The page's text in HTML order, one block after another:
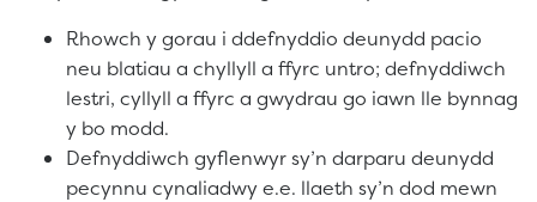
Rhowch y gorau i ddefnyddio deunydd pacio
neu blatiau a chyllyll a ffyrc untro; defnyddiwch
lestri, cyllyll a ffyrc a gwydrau go iawn lle bynnag
y bo modd.
Defnyddiwch gyflenwyr sy’n darparu deunydd
pecynnu cynaliadwy e.e. llaeth sy’n dod mewn